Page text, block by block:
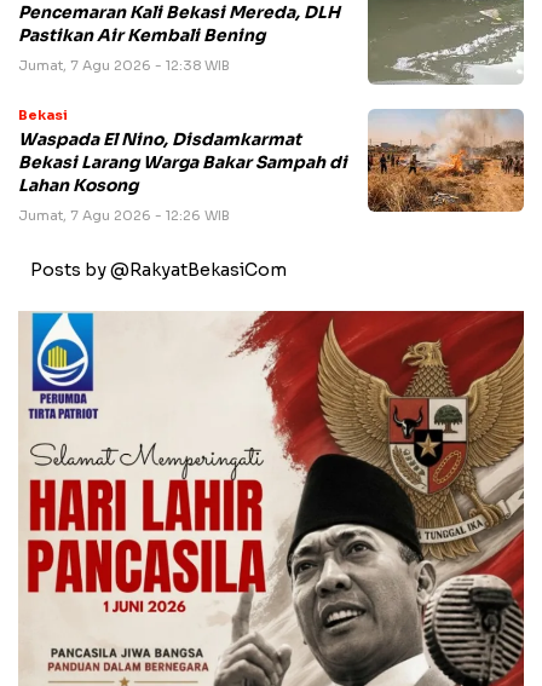
Pencemaran Kali Bekasi Mereda, DLH
Pastikan Air Kembali Bening
Jumat, 7 Agu 2026 - 12:38 WIB
Bekasi
Waspada El Nino, Disdamkarmat
Bekasi Larang Warga Bakar Sampah di
Lahan Kosong
Jumat, 7 Agu 2026 - 12:26 WIB
Posts by @RakyatBekasiCom